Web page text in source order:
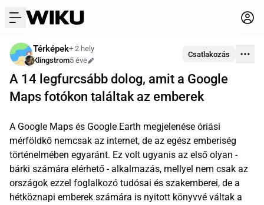
menu
Térképek+ 2 hely
Klingstrom5 éve
Szerkesztve
Csatlakozás
A 14 legfurcsább dolog, amit a Google
Maps fotókon találtak az emberek
A Google Maps és Google Earth megjelenése óriási
mérföldkő nemcsak az internet, de az egész emberiség
történelmében egyaránt. Ez volt ugyanis az első olyan -
bárki számára elérhető - alkalmazás, mellyel nem csak az
országok ezzel foglalkozó tudósai és szakemberei, de a
hétköznapi emberek számára is nyitott könyvvé váltak a